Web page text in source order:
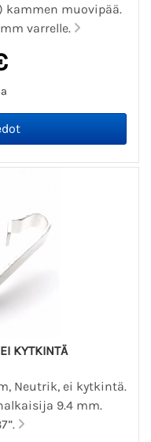
kammen muovipää.
varrelle.
KYTKINTÄ
Neutrik, ei kytkintä.
9.4 mm.